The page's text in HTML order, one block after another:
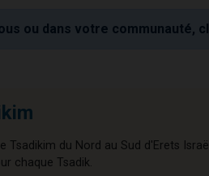
ou dans votre communauté,
Tsadikim du Nord au Sud d'Erets
chaque Tsadik.